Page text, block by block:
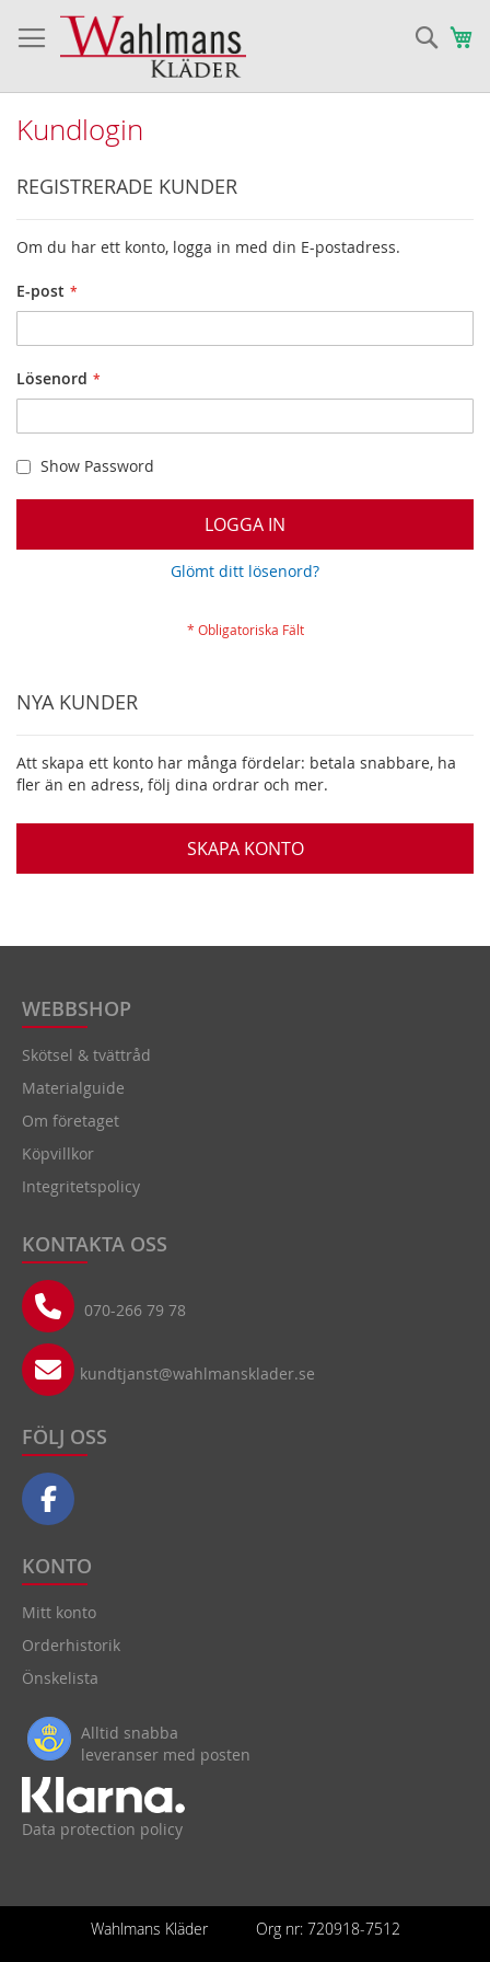
Sök
Kundlogin
REGISTRERADE KUNDER
Om du har ett konto, logga in med din E-postadress.
E-post
Lösenord
Show Password
LOGGA IN
Glömt ditt lösenord?
NYA KUNDER
Att skapa ett konto har många fördelar: betala snabbare, ha
fler än en adress, följ dina ordrar och mer.
SKAPA KONTO
WEBBSHOP
Skötsel & tvättråd
Materialguide
Om företaget
Köpvillkor
Integritetspolicy
KONTAKTA OSS
070-266 79 78
kundtjanst@wahlmansklader.se
FÖLJ OSS
KONTO
Mitt konto
Orderhistorik
Önskelista
Alltid snabba
leveranser med posten
Data protection policy
Wahlmans Kläder Org nr: 720918-7512